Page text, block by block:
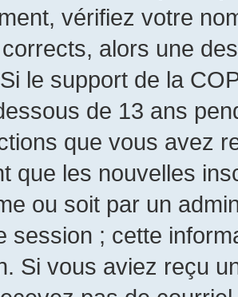
vérifiez votre
corrects, alors une
le support de la
de 13 ans
que vous avez
que les nouvelles
ou soit par un
session ; cette
Si vous aviez reçu